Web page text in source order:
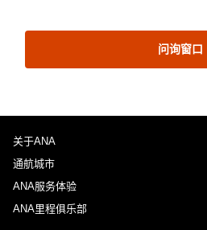
问询窗口
关于ANA
通航城市
ANA服务体验
ANA里程俱乐部